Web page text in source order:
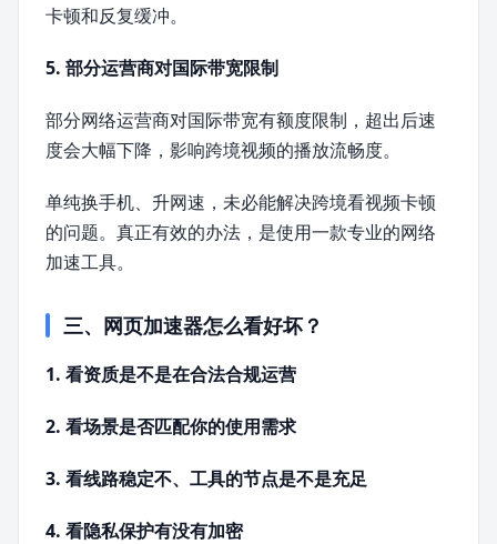
卡顿和反复缓冲。
5. 部分运营商对国际带宽限制
部分网络运营商对国际带宽有额度限制，超出后速
度会大幅下降，影响跨境视频的播放流畅度。
单纯换手机、升网速，未必能解决跨境看视频卡顿
的问题。真正有效的办法，是使用一款专业的网络
加速工具。
三、网页加速器怎么看好坏？
1. 看资质是不是在合法合规运营
2. 看场景是否匹配你的使用需求
3. 看线路稳定不、工具的节点是不是充足
4. 看隐私保护有没有加密